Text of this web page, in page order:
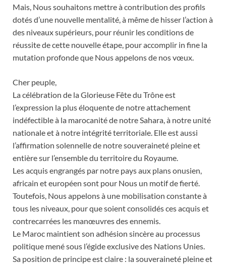
Mais, Nous souhaitons mettre à contribution des profils
dotés d’une nouvelle mentalité, à même de hisser l’action à
des niveaux supérieurs, pour réunir les conditions de
réussite de cette nouvelle étape, pour accomplir in fine la
mutation profonde que Nous appelons de nos vœux.
Cher peuple,
La célébration de la Glorieuse Fête du Trône est
l’expression la plus éloquente de notre attachement
indéfectible à la marocanité de notre Sahara, à notre unité
nationale et à notre intégrité territoriale. Elle est aussi
l’affirmation solennelle de notre souveraineté pleine et
entière sur l’ensemble du territoire du Royaume.
Les acquis engrangés par notre pays aux plans onusien,
africain et européen sont pour Nous un motif de fierté.
Toutefois, Nous appelons à une mobilisation constante à
tous les niveaux, pour que soient consolidés ces acquis et
contrecarrées les manœuvres des ennemis.
Le Maroc maintient son adhésion sincère au processus
politique mené sous l’égide exclusive des Nations Unies.
Sa position de principe est claire : la souveraineté pleine et